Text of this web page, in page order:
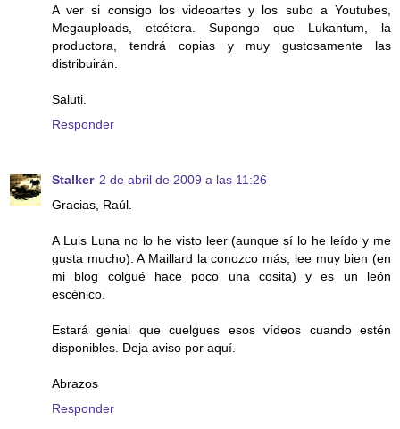
A ver si consigo los videoartes y los subo a Youtubes,
Megauploads, etcétera. Supongo que Lukantum, la
productora, tendrá copias y muy gustosamente las
distribuirán.
Saluti.
Responder
Stalker 2 de abril de 2009 a las 11:26
Gracias, Raúl.
A Luis Luna no lo he visto leer (aunque sí lo he leído y me
gusta mucho). A Maillard la conozco más, lee muy bien (en
mi blog colgué hace poco una cosita) y es un león
escénico.
Estará genial que cuelgues esos vídeos cuando estén
disponibles. Deja aviso por aquí.
Abrazos
Responder